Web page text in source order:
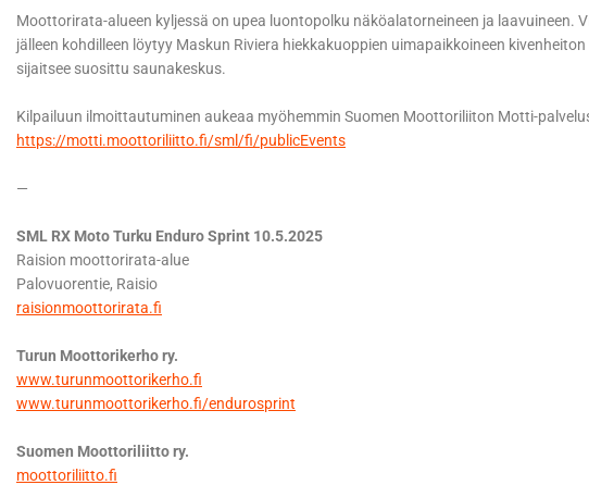
Moottorirata-alueen kyljessä on upea luontopolku näköalatorneineen ja laavuineen.
jälleen kohdilleen löytyy Maskun Riviera hiekkakuoppien uimapaikkoineen
sijaitsee suosittu saunakeskus.
Kilpailuun ilmoittautuminen aukeaa myöhemmin Suomen Moottoriliiton Motti-
https://motti.moottoriliitto.fi/sml/fi/publicEvents
—
SML RX Moto Turku Enduro Sprint 10.5.2025
Raision moottorirata-alue
Palovuorentie, Raisio
raisionmoottorirata.fi
Turun Moottorikerho ry.
www.turunmoottorikerho.fi
www.turunmoottorikerho.fi/endurosprint
Suomen Moottoriliitto ry.
moottoriliitto.fi